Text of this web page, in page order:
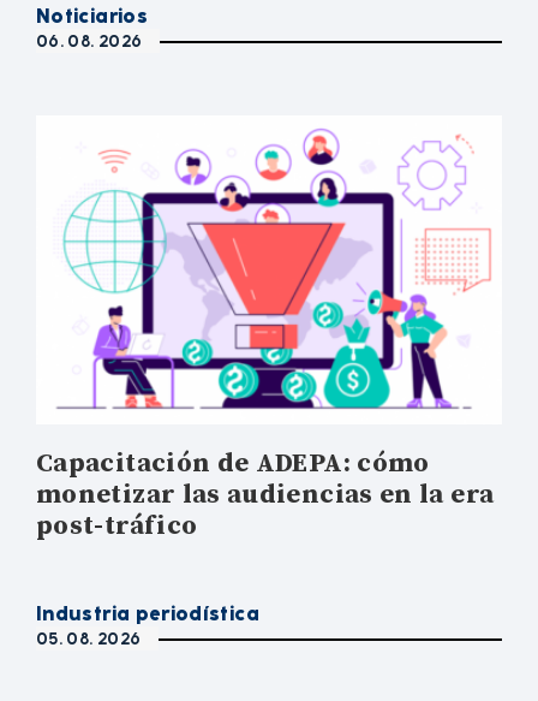
Noticiarios
06. 08. 2026
Capacitación de ADEPA: cómo
monetizar las audiencias en la era
post-tráfico
Industria periodística
05. 08. 2026